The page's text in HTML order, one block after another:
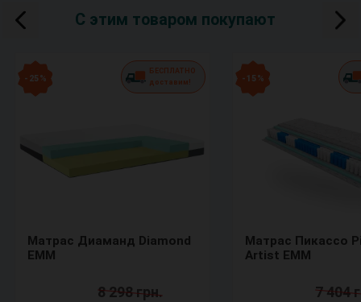
С этим товаром покупают
- 25 %
БЕСПЛАТНО
доставим!
Матрас Диаманд Diamond
ЕММ
8 298 грн.
- 15 %
Матрас Пикассо
Artist ЕММ
7 404